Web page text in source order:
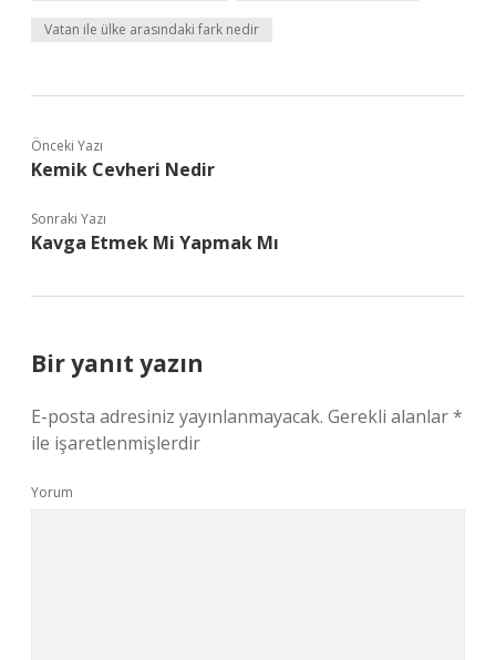
Vatan ile ülke arasındaki fark nedir
Önceki Yazı
Kemik Cevheri Nedir
Sonraki Yazı
Kavga Etmek Mi Yapmak Mı
Bir yanıt yazın
E-posta adresiniz yayınlanmayacak. Gerekli alanlar*
ile işaretlenmişlerdir
Yorum